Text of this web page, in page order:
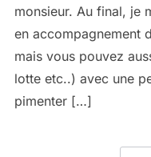
monsieur. Au final, je
en accompagnement
mais vous pouvez
lotte etc..) avec une
pimenter […]